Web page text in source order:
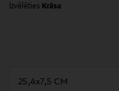
Izvēlēties Krāsa